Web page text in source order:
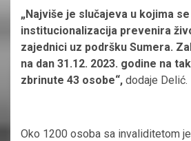
„Najviše je slučajeva u kojima se
institucionalizacija prevenira
zajednici uz podršku Sumera.
na dan 31.12. 2023. godine na
zbrinute 43 osobe“, dodaje Delić.
Oko 1200 osoba sa invaliditetom